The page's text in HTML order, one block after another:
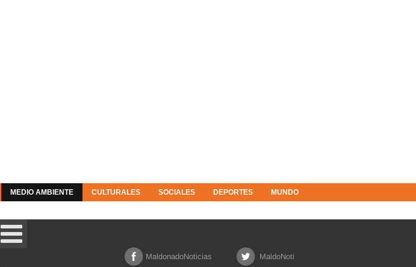
MEDIO AMBIENTE CULTURALES SOCIALES DEPORTES MUNDO
MaldonadoNoticias MaldoNoti